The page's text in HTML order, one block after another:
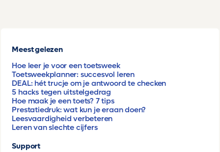
Meest gelezen
Hoe leer je voor een toetsweek
Toetsweekplanner: succesvol leren
DEAL: hét trucje om je antwoord te checken
5 hacks tegen uitstelgedrag
Hoe maak je een toets? 7 tips
Prestatiedruk: wat kun je eraan doen?
Leesvaardigheid verbeteren
Leren van slechte cijfers
Support